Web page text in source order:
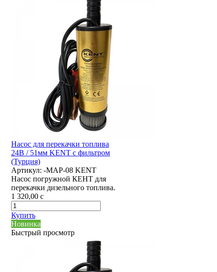
Насос для перекачки топлива
24В / 51мм KENT с фильтром
(Турция)
Артикул: -MAP-08 KENT
Насос погружной КЕНТ для
перекачки дизельного топлива.
1 320,00 c
Купить
Новинка
Быстрый просмотр